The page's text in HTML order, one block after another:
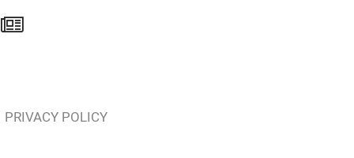
PRIVACY POLICY